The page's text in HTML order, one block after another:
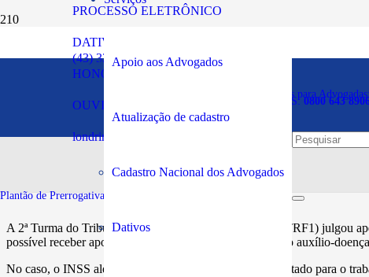
PROCESSO ELETRÔNICO
DATIVOS
HONORÁRIOS
OUVIDORIA
(43) 3294-5900
londrina@oabpr.org.br
Plantão de Prerrogativas para Advogadas:
SOS PRERROGATIVAS: 0800 643
Apoio aos Advogados
Atualização de cadastro
Cadastro Nacional dos Advogados
Dativos
Plantão de Prerrogativas da Subseção:
Segurado que continuou
por invalidez
A 2ª Turma do Tribunal Regional Federal da 1ª Região (TRF1) julgou
possível receber aposentadoria por invalidez após cessar o auxílio-
No caso, o INSS alegou que o autor se encontrava capacitado para o